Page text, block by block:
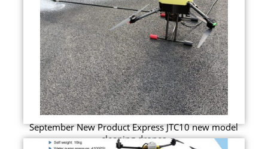
September New Product Express JTC10 new model
cleaning drones